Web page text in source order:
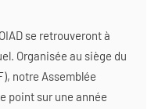
se retrouveront à
Organisée au siège du
notre Assemblée
point sur une année